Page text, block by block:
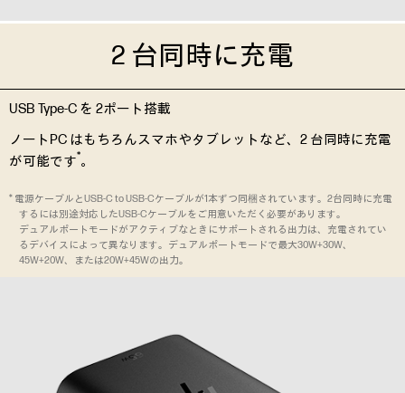
2 台同時に充電
USB Type-C を 2ポート搭載
ノートPC はもちろんスマホやタブレットなど、2 台同時に充電
が可能です*。
* 電源ケーブルとUSB-C to USB-Cケーブルが1本ずつ同梱されています。2台同時に充電
するには別途対応したUSB-Cケーブルをご用意いただく必要があります。
デュアルポートモードがアクティブなときにサポートされる出力は、充電されてい
るデバイスによって異なります。デュアルポートモードで最大30W+30W、
45W+20W、または20W+45Wの出力。